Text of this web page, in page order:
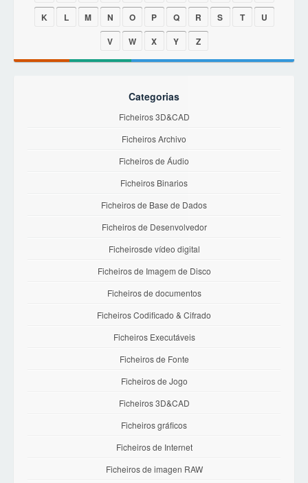
K
L M N O P Q R S T
U
V
W X Y Z
Categorias
Ficheiros 3D&CAD
Ficheiros Archivo
Ficheiros de Áudio
Ficheiros Binarios
Ficheiros de Base de Dados
Ficheiros de Desenvolvedor
Ficheirosde vídeo digital
Ficheiros de Imagem de Disco
Ficheiros de documentos
Ficheiros Codificado & Cifrado
Ficheiros Executáveis
Ficheiros de Fonte
Ficheiros de Jogo
Ficheiros 3D&CAD
Ficheiros gráficos
Ficheiros de Internet
Ficheiros de imagen RAW